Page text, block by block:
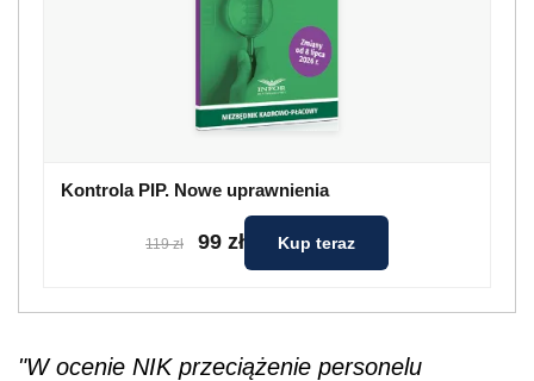
Kontrola PIP. Nowe uprawnienia
119 zł 99 zł Kup teraz
"W ocenie NIK przeciążenie personelu